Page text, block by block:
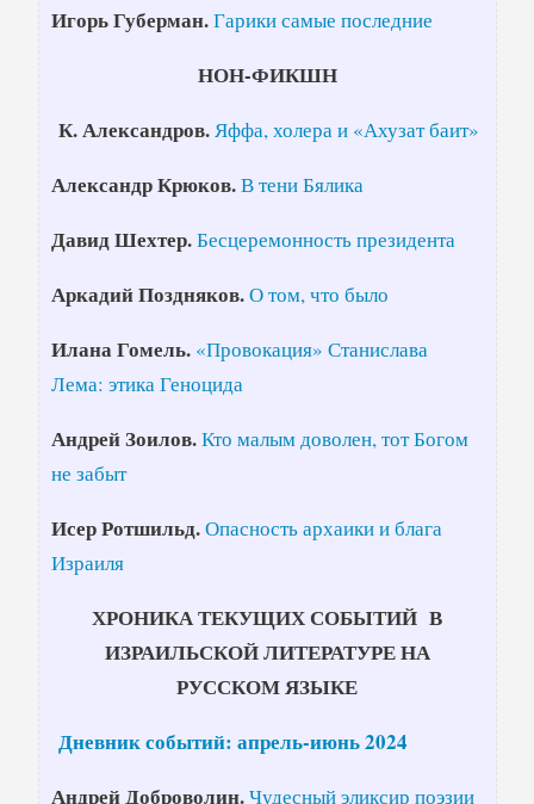
Игорь Губерман.Гарики самые последние
НОН-ФИКШН
К. Александров.Яффа, холера и «Ахузат баит»
Александр Крюков.В тени Бялика
Давид Шехтер.Бесцеремонность президента
Аркадий Поздняков.О том, что было
Илана Гомель. «Провокация» Станислава
Лема: этика Геноцида
Андрей Зоилов.Кто малым доволен, тот Богом
не забыт
Исер Ротшильд.Опасность архаики и блага
Израиля
ХРОНИКА ТЕКУЩИХ СОБЫТИЙ В
ИЗРАИЛЬСКОЙ ЛИТЕРАТУРЕ НА
РУССКОМ ЯЗЫКЕ
Дневник событий: апрель-июнь 2024
Андрей Доброволин.Чудесный эликсир поэзии